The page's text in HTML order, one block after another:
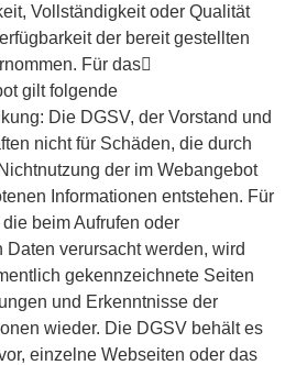
Vollständigkeit oder Qualität
der bereit gestellten
Für das
gilt folgende
Die DGSV, der Vorstand und
nicht für Schäden, die durch
der im Webangebot
Informationen entstehen. Für
beim Aufrufen oder
Daten verursacht werden, wird
gekennzeichnete Seiten
und Erkenntnisse der
wieder. Die DGSV behält es
einzelne Webseiten oder das